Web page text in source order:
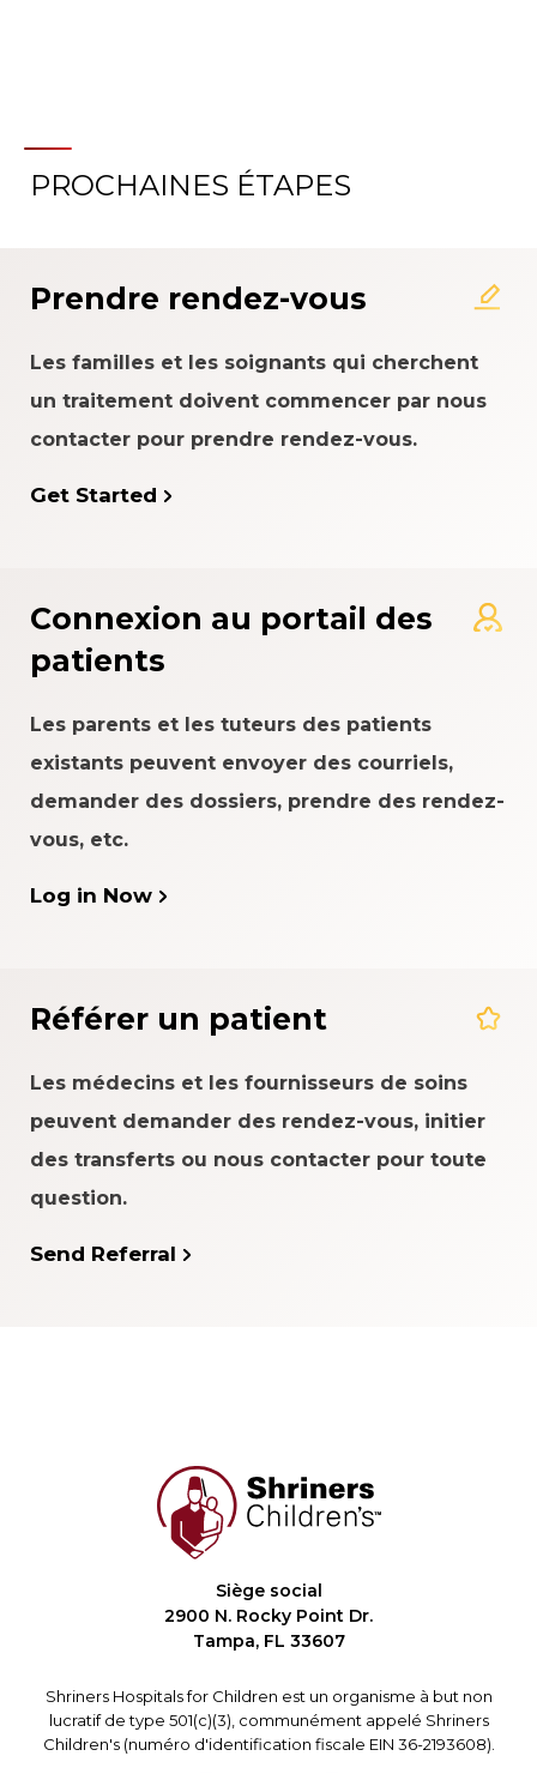
À propos du système
PROCHAINES ÉTAPES
Prendre rendez-vous
Les familles et les soignants qui cherchent
un traitement doivent commencer par nous
contacter pour prendre rendez-vous.
Get Started
Connexion au portail des
patients
Les parents et les tuteurs des patients
existants peuvent envoyer des courriels,
demander des dossiers, prendre des rendez-
vous, etc.
Log in Now
Référer un patient
Les médecins et les fournisseurs de soins
peuvent demander des rendez-vous, initier
des transferts ou nous contacter pour toute
question.
Send Referral
Siège social
2900 N. Rocky Point Dr.
Tampa, FL 33607
Shriners Hospitals for Children est un organisme à but non
lucratif de type 501(c)(3), communément appelé Shriners
Children's (numéro d'identification fiscale EIN 36-2193608).